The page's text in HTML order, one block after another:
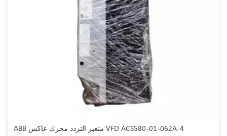
ABB متغير التردد محرك عاكس VFD ACS580-01-062A-4